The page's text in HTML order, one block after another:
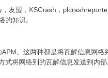
盟，KSCrash，
知识。
。这两种都是将瓦解信息网络
将网络到的瓦解信息发送到内部